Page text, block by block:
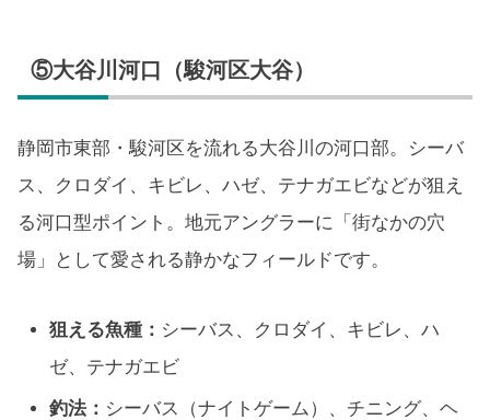
⑤大谷川河口（駿河区大谷）
静岡市東部・駿河区を流れる大谷川の河口部。シーバ
ス、クロダイ、キビレ、ハゼ、テナガエビなどが狙え
る河口型ポイント。地元アングラーに「街なかの穴
場」として愛される静かなフィールドです。
狙える魚種： シーバス、クロダイ、キビレ、ハ
ゼ、テナガエビ
釣法： シーバス（ナイトゲーム）、チニング、ヘ